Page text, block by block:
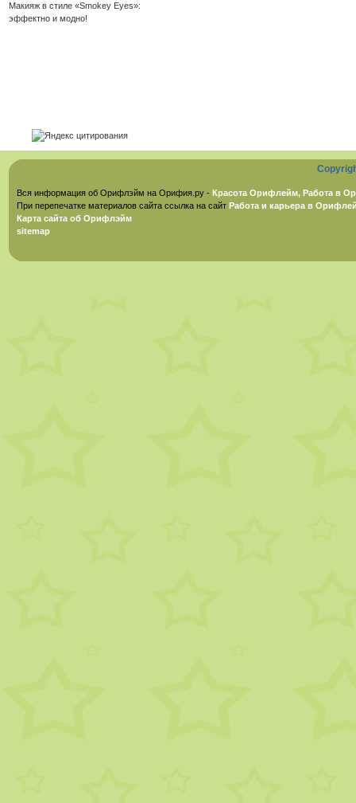
Макияж в стиле «Smokey Eyes»:
эффектно и модно!
Вся информация об Орифлэйм на Орифия.ру - Красота Орифлейм, Работа в
При перепечатке материалов сайта ссылка на сайт Работа и карьера в
Карта сайта об Орифлэйм
sitemap